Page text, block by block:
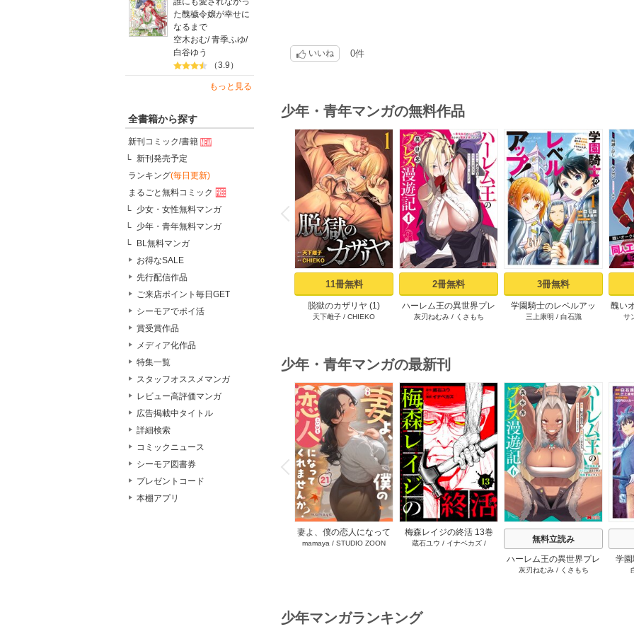
た醜穢令嬢が幸せに
なるまで
空木おむ/青季ふゆ/
白谷ゆう
（3.9）
もっと見る
全書籍から探す
新刊コミック/書籍
新刊発売予定
ランキング(毎日更新)
まるごと無料コミック
少女・女性無料マンガ
少年・青年無料マンガ
BL無料マンガ
お得なSALE
先行配信作品
ご来店ポイント毎日GET
シーモアでポイ活
賞受賞作品
メディア化作品
特集一覧
スタッフオススメマンガ
レビュー高評価マンガ
広告掲載中タイトル
詳細検索
コミックニュース
シーモア図書券
プレゼントコード
本棚アプリ
いいね 0件
少年・青年マンガの無料作品
P
r
e
v
i
o
u
s
11冊無料
脱獄のカザリヤ (1)
天下雌子 / CHIEKO
2冊無料
ハーレム王の異世界プレ
ス漫遊記 ～最強無双のお
1巻
灰刃ねむみ/ くさもち
3冊無料
学園騎士のレベルアッ
プ！レベル1000超えの転
三上康明 / 白石識
醜い
ロサ
少年・青年マンガの最新刊
P
r
e
v
i
o
u
s
妻よ、僕の恋人になって
くれませんか？ 21巻
mamaya / STUDIO ZOON
梅森レイジの終活 13巻
蔵石ユウ / イナベカズ/
無料立読み
ハーレム王の異世界プレ
ス漫遊記 ～最強無双のお
灰刃ねむみ/ くさもち
学
プ！
少年マンガランキング